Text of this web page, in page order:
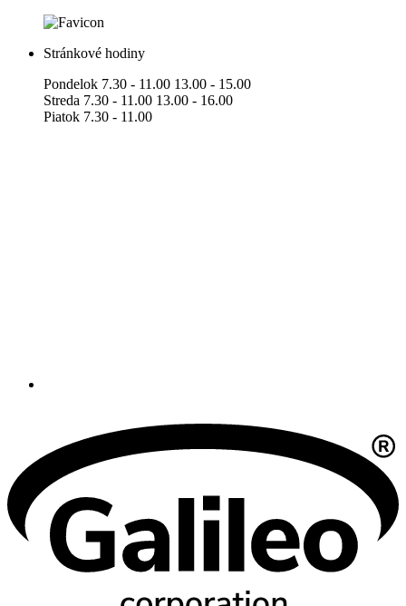
Stránkové hodiny
Pondelok 7.30 - 11.00 13.00 - 15.00
Streda 7.30 - 11.00 13.00 - 16.00
Piatok 7.30 - 11.00